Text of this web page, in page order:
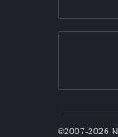
©2007-2026